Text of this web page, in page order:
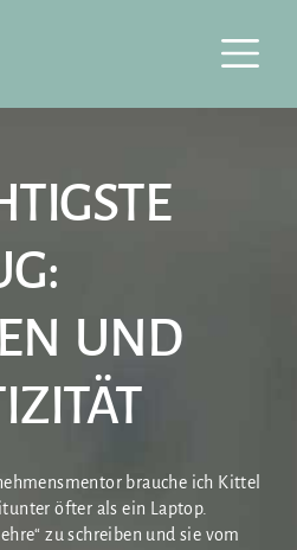
UND
brauche ich Kittel
öfter als ein Laptop.
zu schreiben und sie vom